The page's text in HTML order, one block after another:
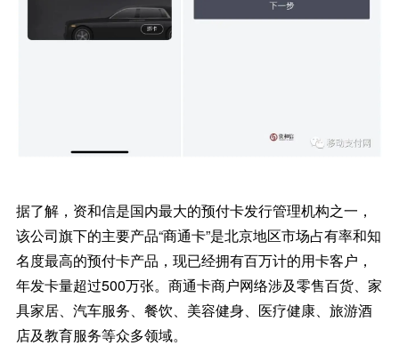
据了解，资和信是国内最大的预付卡发行管理机构之一，
该公司旗下的主要产品“商通卡”是北京地区市场占有率和知
名度最高的预付卡产品，现已经拥有百万计的用卡客户，
年发卡量超过500万张。商通卡商户网络涉及零售百货、家
具家居、汽车服务、餐饮、美容健身、医疗健康、旅游酒
店及教育服务等众多领域。